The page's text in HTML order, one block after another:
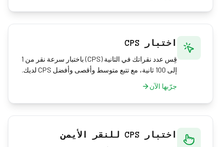
اختبار CPS
قِس عدد نقراتك في الثانية (CPS) باختبار سرعة نقر من 1
إلى 100 ثانية، مع تتبع متوسط وأقصى وأفضل CPS لديك.
جرّبها الآن
اختبار CPS للنقر الأيمن